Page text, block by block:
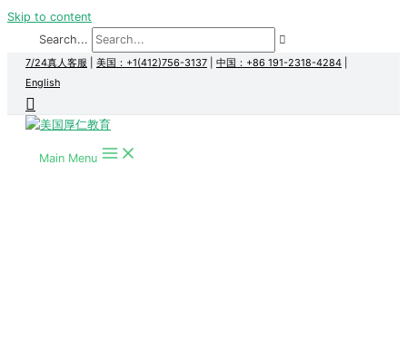
Skip to content
Search...
7/24真人客服 美国：+1(412)756-3137 中国：+86 191-2318-4284
English
Main Menu